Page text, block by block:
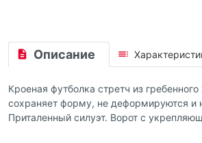
Описание
Кроеная футболка стретч из
сохраняет форму, не деформируются и
Приталенный силуэт. Ворот с